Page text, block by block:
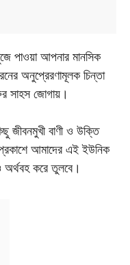
পাওয়া আপনার মানসিক
অনুপ্রেরণামূলক চিন্তা
সাহস জোগায়।
জীবনমুখী বাণী ও উক্তি
আমাদের এই ইউনিক
করে তুলবে।